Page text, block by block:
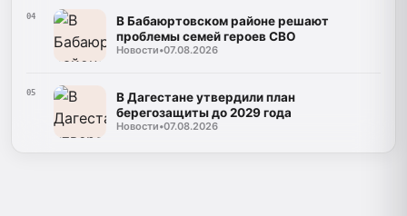
04
В Бабаюртовском районе решают
проблемы семей героев СВО
Новости•07.08.2026
05
В Дагестане утвердили план
берегозащиты до 2029 года
Новости•07.08.2026